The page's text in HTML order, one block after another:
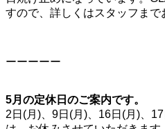
すので、詳しくはスタッフまで
ーーーーー
5月の定休日のご案内です。
2日(月)、9日(月)、16日(月)、